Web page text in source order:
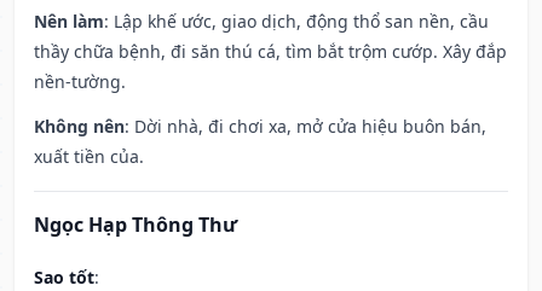
Nên làm: Lập khế ước, giao dịch, động thổ san nền, cầu
thầy chữa bệnh, đi săn thú cá, tìm bắt trộm cướp. Xây đắp
nền-tường.
Không nên: Dời nhà, đi chơi xa, mở cửa hiệu buôn bán,
xuất tiền của.
Ngọc Hạp Thông Thư
Sao tốt: